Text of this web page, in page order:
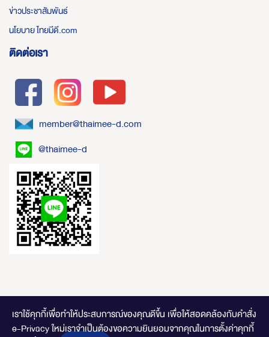
เราใช้คุกกี้เพื่อทำให้ประสบการณ์ของคุณดีขึ้น เพื่อให้สอดคล้องกับคำสั่ง
e-Privacy ใหม่เราจำเป็นต้องขอความยินยอมจากคุณในการตั้งค่าคุกกี้
ข่าวประชาสัมพันธ์
นโยบาย ไทยมีดี.com
ติดต่อเรา
member@thaimee-d.com
@thaimee-d
ไทยมีดี.com © 2020 Online Store. All Rights Reserved. DESIGNED BYCLICK